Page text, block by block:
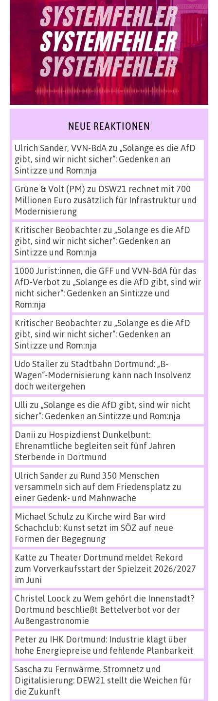
NEUE REAKTIONEN
Ulrich Sander, VVN-BdAzu „Solange es die AfD
gibt, sind wir nicht sicher“: Gedenken an
Sinti:zze und Rom:nja
Grüne & Volt (PM) zu DSW21 rechnet mit 700
Millionen Euro zusätzlich für Infrastruktur und
Modernisierung
Kritischer Beobachterzu „Solange es die AfD
gibt, sind wir nicht sicher“: Gedenken an
Sinti:zze und Rom:nja
1000 Jurist:innen, die GFF und VVN-BdA für das
AfD-Verbot zu „Solange es die AfD gibt, sind wir
nicht sicher“: Gedenken an Sinti:zze und
Rom:nja
Kritischer Beobachterzu „Solange es die AfD
gibt, sind wir nicht sicher“: Gedenken an
Sinti:zze und Rom:nja
Udo Stailerzu Stadtbahn Dortmund: „B-
Wagen“-Modernisierung kann nach Insolvenz
doch weitergehen
Ulli zu „Solange es die AfD gibt, sind wir nicht
sicher“: Gedenken an Sinti:zze und Rom:nja
Danii zu Hospizdienst Dunkelbunt:
Ehrenamtliche begleiten seit fünf Jahren
Sterbende in Dortmund
Ulrich Sanderzu Rund 350 Menschen
versammeln sich auf dem Friedensplatz zu
einer Gedenk- und Mahnwache
Michael Schulz zu Kirche wird Bar wird
Schachclub: Kunst setzt im SÖZ auf neue
Formen der Begegnung
Katte zu Theater Dortmund meldet Rekord
zum Vorverkaufsstart der Spielzeit 2026/2027
im Juni
Christel Loock zu Wem gehört die Innenstadt?
Dortmund beschließt Bettelverbot vor der
Außengastronomie
Peterzu IHK Dortmund: Industrie klagt über
hohe Energiepreise und fehlende Planbarkeit
Sascha zu Fernwärme, Stromnetz und
Digitalisierung: DEW21 stellt die Weichen für
die Zukunft